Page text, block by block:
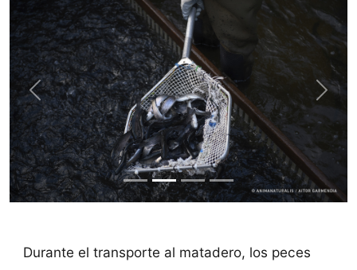
Previous Next
Durante el transporte al matadero, los peces